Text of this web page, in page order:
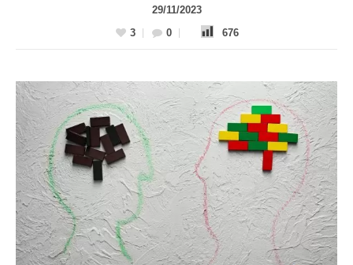
29/11/2023
3
0 676